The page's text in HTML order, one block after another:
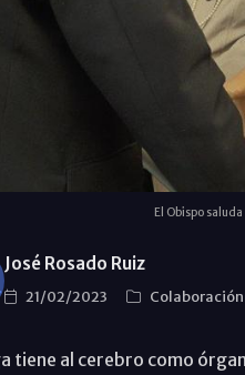
El Obispo
José Rosado Ruiz
21/02/2023 Colaboración
tiene al cerebro como